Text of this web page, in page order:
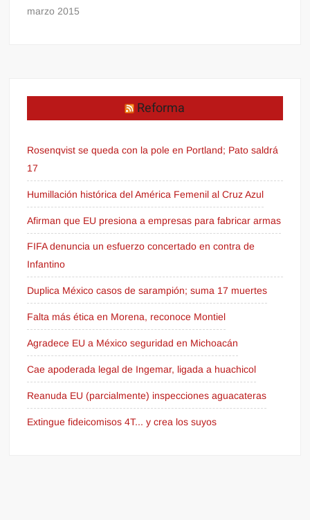
marzo 2015
Reforma
Rosenqvist se queda con la pole en Portland; Pato saldrá
17
Humillación histórica del América Femenil al Cruz Azul
Afirman que EU presiona a empresas para fabricar armas
FIFA denuncia un esfuerzo concertado en contra de
Infantino
Duplica México casos de sarampión; suma 17 muertes
Falta más ética en Morena, reconoce Montiel
Agradece EU a México seguridad en Michoacán
Cae apoderada legal de Ingemar, ligada a huachicol
Reanuda EU (parcialmente) inspecciones aguacateras
Extingue fideicomisos 4T... y crea los suyos